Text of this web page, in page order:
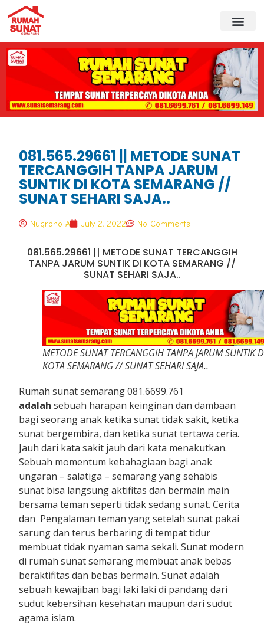
081.565.29661 || METODE SUNAT
TERCANGGIH TANPA JARUM
SUNTIK DI KOTA SEMARANG //
SUNAT SEHARI SAJA..
Nugroho A July 2, 2022 No Comments
081.565.29661 || METODE SUNAT TERCANGGIH
TANPA JARUM SUNTIK DI KOTA SEMARANG //
SUNAT SEHARI SAJA..
METODE SUNAT TERCANGGIH TANPA JARUM SUNTIK
KOTA SEMARANG // SUNAT SEHARI SAJA..
Rumah sunat semarang 081.6699.761
adalah sebuah harapan keinginan dan dambaan
bagi seorang anak ketika sunat tidak sakit, ketika
sunat bergembira, dan ketika sunat tertawa ceria.
Jauh dari kata sakit jauh dari kata menakutkan.
Sebuah momentum kebahagiaan bagi anak
ungaran – salatiga – semarang yang sehabis
sunat bisa langsung aktifitas dan bermain main
bersama teman seperti tidak sedang sunat. Cerita
dan Pengalaman teman yang setelah sunat pakai
sarung dan terus berbaring di tempat tidur
membuat tidak nyaman sama sekali. Sunat modern
di rumah sunat semarang membuat anak bebas
beraktifitas dan bebas bermain. Sunat adalah
sebuah kewajiban bagi laki laki di pandang dari
sudut kebersihan kesehatan maupun dari sudut
agama islam.